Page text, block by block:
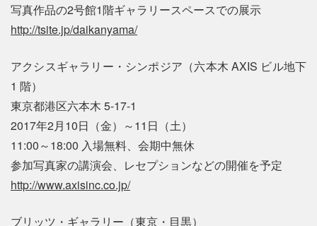
写真作品の2号館1階ギャラリースペースでの展示
http://tsite.jp/daikanyama/
アクシスギャラリー・シンポジア（六本木 AXIS ビル地下
1 階）
東京都港区六本木 5-17-1
2017年2月10日（金）～11日（土）
11:00～18:00 入場無料、会期中無休
参加写真家の講演会、レセプションなどの開催を予定
http://www.axisinc.co.jp/
ブリッツ・ギャラリー（東京・目黒）